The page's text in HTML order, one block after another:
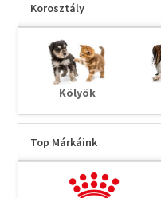
Korosztály
Kölyök
Top Márkáink